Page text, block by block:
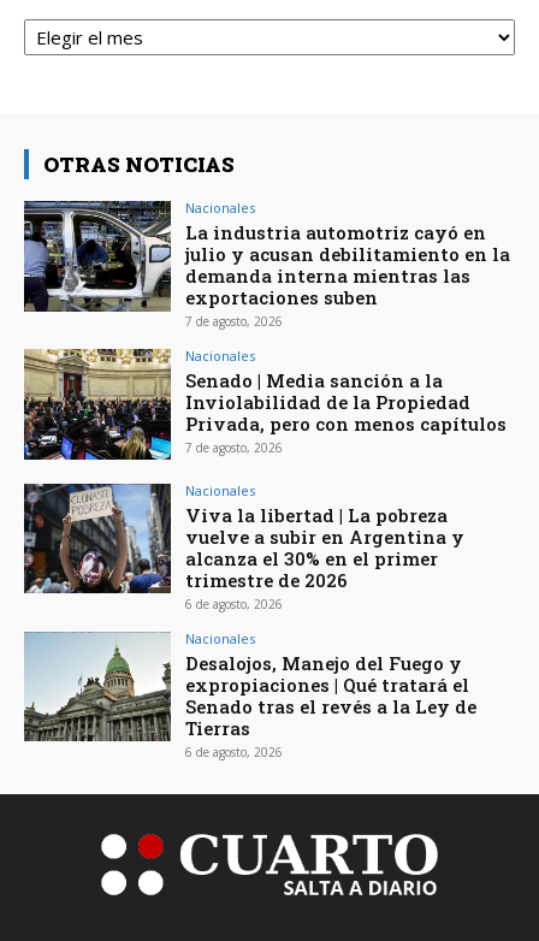
Archivos
OTRAS NOTICIAS
Nacionales
La industria automotriz cayó en
julio y acusan debilitamiento en la
demanda interna mientras las
exportaciones suben
7 de agosto, 2026
Nacionales
Senado | Media sanción a la
Inviolabilidad de la Propiedad
Privada, pero con menos capítulos
7 de agosto, 2026
Nacionales
Viva la libertad | La pobreza
vuelve a subir en Argentina y
alcanza el 30% en el primer
trimestre de 2026
6 de agosto, 2026
Nacionales
Desalojos, Manejo del Fuego y
expropiaciones | Qué tratará el
Senado tras el revés a la Ley de
Tierras
6 de agosto, 2026